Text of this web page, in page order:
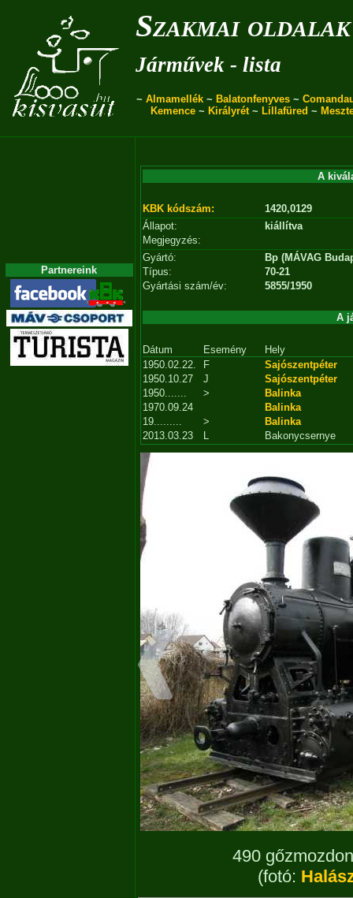
Szakmai oldalak
Járművek - lista
~ Almamellék ~ Balatonfenyves ~
Kemence ~ Királyrét~ Lillafüred ~
Partnereink
A
KBK kódszám:
1420,0129
Állapot:
kiállítva
Megjegyzés:
Gyártó:
Bp (MÁVAG
Típus:
70-21
Gyártási szám/év:
5855/1950
A
Dátum Esemény
Hely
1950.02.22.
F
Sajószentpéter
1950.10.27
J
Sajószentpéter
1950.......
>
Balinka
1970.09.24
Balinka
19.........
>
Balinka
2013.03.23
L Bakonycsernye
490
(fotó: